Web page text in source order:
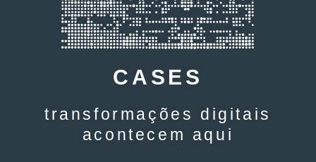
CASES
transformações digitais
acontecem aqui